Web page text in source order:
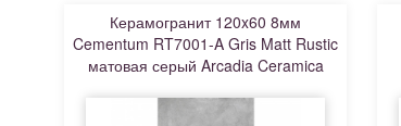
Керамогранит 120x60 8мм
Cementum RT7001-A Gris Matt Rustic
матовая серый Arcadia Ceramica